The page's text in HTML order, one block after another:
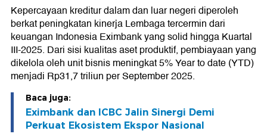
Kepercayaan kreditur dalam dan luar negeri diperoleh
berkat peningkatan kinerja Lembaga tercermin dari
keuangan Indonesia Eximbank yang solid hingga Kuartal
III-2025. Dari sisi kualitas aset produktif, pembiayaan yang
dikelola oleh unit bisnis meningkat 5% Year to date (YTD)
menjadi Rp31,7 triliun per September 2025.
Baca juga:
Eximbank dan ICBC Jalin Sinergi Demi
Perkuat Ekosistem Ekspor Nasional